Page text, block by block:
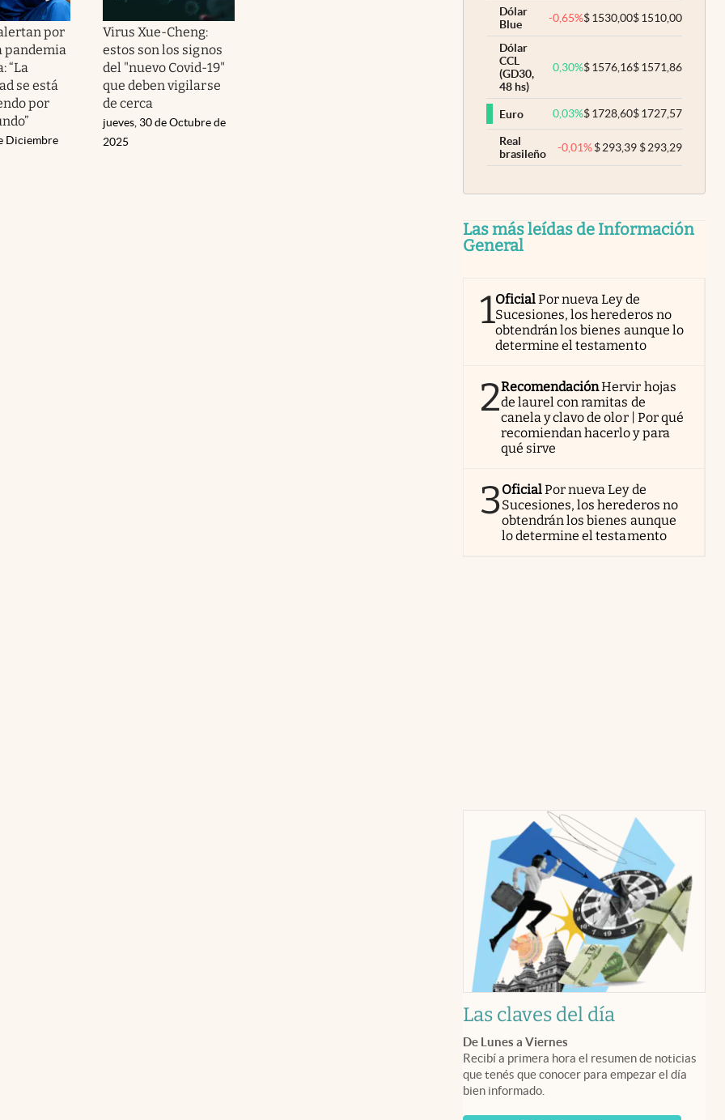
por
pandemia
“La
se está
por
Diciembre
Virus Xue-Cheng:
estos son los signos
del "nuevo Covid-19"
que deben vigilarse
de cerca
jueves, 30 de Octubre de
2025
Dólar
Blue
-0,65%$1530,00$1510,00
Dólar
CCL
(GD30,
48 hs)
0,30%$1576,16$1571,86
Euro 0,03%$1728,60$1727,57
Real
brasileño
-0,01% $293,39 $293,29
Las más leídas de Información
General
1OficialPor nueva Ley de
Sucesiones, los herederos no
obtendrán los bienes aunque lo
determine el testamento
2RecomendaciónHervir hojas
de laurel con ramitas de
canela y clavo de olor | Por qué
recomiendan hacerlo y para
qué sirve
3OficialPor nueva Ley de
Sucesiones, los herederos no
obtendrán los bienes aunque
lo determine el testamento
Las claves del día
De Lunes a Viernes
Recibí a primera hora el resumen de noticias
que tenés que conocer para empezar el día
bien informado.